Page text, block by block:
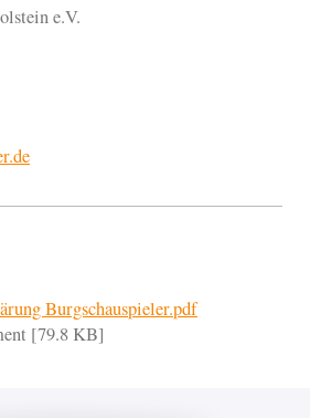
e.V.
Burgschauspieler.pdf
[79.8 KB]